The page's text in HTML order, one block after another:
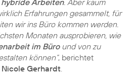
hybride Arbeiten. Aber kaum
Erfahrungen gesammelt, für
wir ins Büro kommen werden.
Monaten ausprobieren, wie
im Büround von zu
können“, berichtet
Gerhardt.